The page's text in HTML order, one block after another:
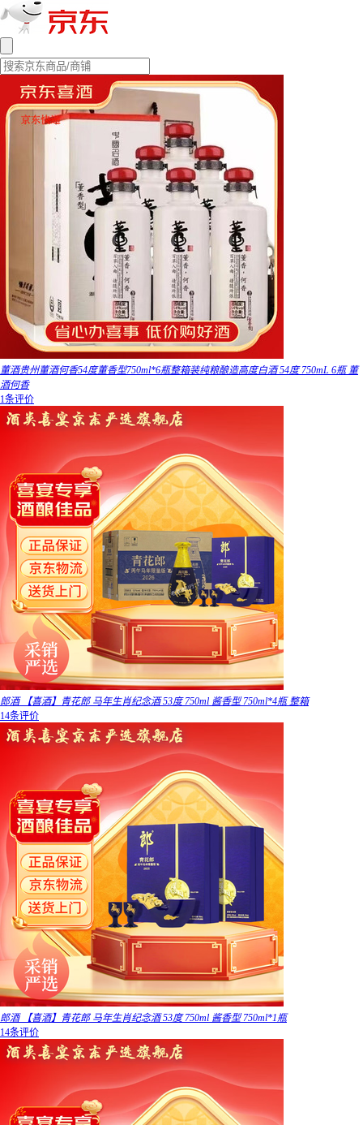
董酒贵州董酒何香54度董香型750ml*6瓶整箱装纯粮酿造高度白酒 54度 750mL 6瓶 董
酒何香
1条评价
郎酒 【喜酒】青花郎 马年生肖纪念酒 53度 750ml 酱香型 750ml*4瓶 整箱
14条评价
郎酒 【喜酒】青花郎 马年生肖纪念酒 53度 750ml 酱香型 750ml*1瓶
14条评价